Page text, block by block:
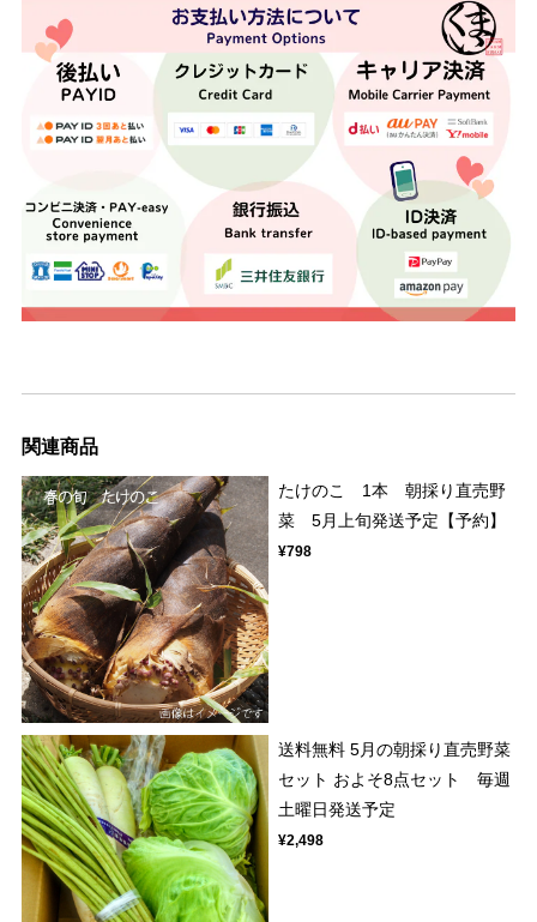
関連商品
たけのこ 1本 朝採り直売野
菜 5月上旬発送予定【予約】
¥798
送料無料 5月の朝採り直売野菜
セット およそ8点セット 毎週
土曜日発送予定
¥2,498